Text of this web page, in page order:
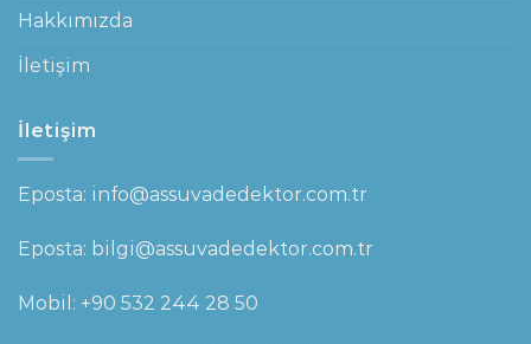
Hakkımızda
İletişim
İletişim
Eposta: info@assuvadedektor.com.tr
Eposta: bilgi@assuvadedektor.com.tr
Mobil: +90 532 244 28 50